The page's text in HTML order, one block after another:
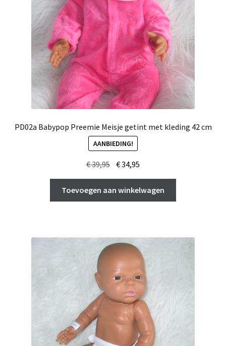
PD02a Babypop Preemie Meisje getint met kleding 42 cm
AANBIEDING!
€39,95 Oorspronkelijke
was:
€ 39,95.
€34,95
is:
€ 34,95.
Toevoegen aan winkelwagen